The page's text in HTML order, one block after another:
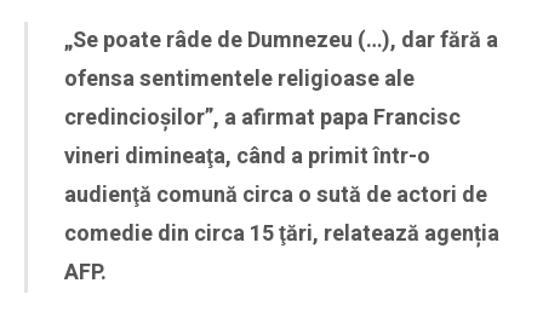
„Se poate râde de Dumnezeu (…), dar fără a
ofensa sentimentele religioase ale
credincioşilor”, a afirmat papa Francisc
vineri dimineaţa, când a primit într-o
audienţă comună circa o sută de actori de
comedie din circa 15 ţări, relatează agenția
AFP.